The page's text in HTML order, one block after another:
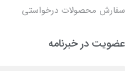
سفارش محصولات درخواستی
عضویت در خبرنامه